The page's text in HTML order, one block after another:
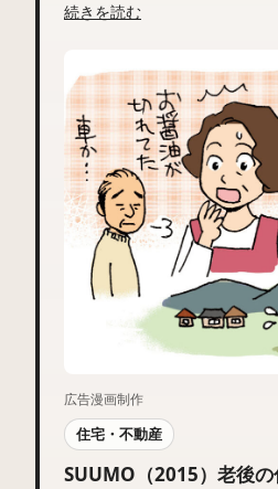
続きを読む
広告漫画制作
住宅・不動産
SUUMO（2015）老後の